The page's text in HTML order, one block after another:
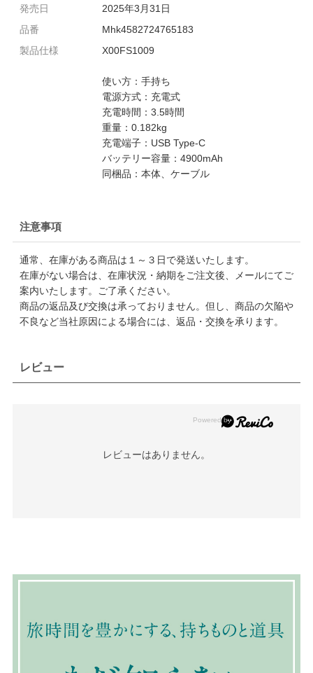
発売日
2025年3月31日
品番
Mhk4582724765183
製品仕様
X00FS1009
使い方：手持ち
電源方式：充電式
充電時間：3.5時間
重量：0.182kg
充電端子：USB Type-C
バッテリー容量：4900mAh
同梱品：本体、ケーブル
注意事項
通常、在庫がある商品は１～３日で発送いたします。
在庫がない場合は、在庫状況・納期をご注文後、メールにてご
案内いたします。ご了承ください。
商品の返品及び交換は承っておりません。但し、商品の欠陥や
不良など当社原因による場合には、返品・交換を承ります。
レビュー
レビューはありません。